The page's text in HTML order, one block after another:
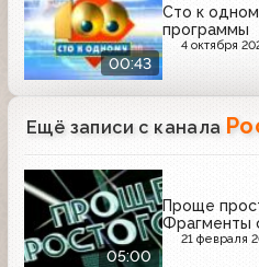
00:43
Сто к
программы
4 октября
Ещё записи с канала
05:00
Проще
Фрагменты
21 февраля